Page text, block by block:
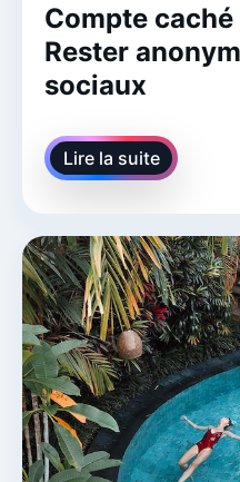
Compte
Rester
sociaux
Lire la suite